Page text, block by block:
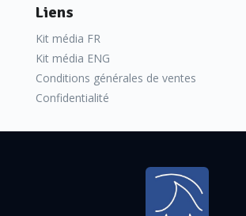
Liens
Kit média FR
Kit média ENG
Conditions générales de ventes
Confidentialité